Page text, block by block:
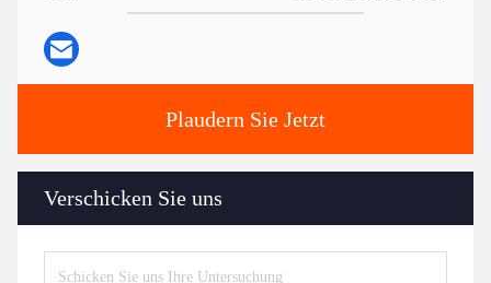
Plaudern Sie Jetzt
Verschicken Sie uns